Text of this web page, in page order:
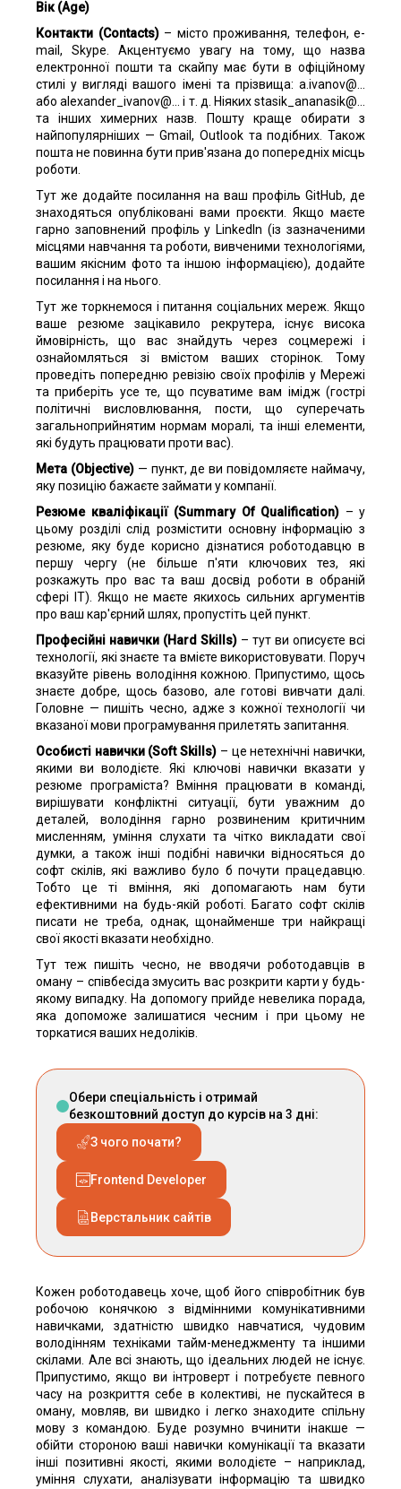
Вік(Age)
Контакти (Contacts)– місто проживання, телефон, e-
mail, Skype. Акцентуємо увагу на тому, що назва
електронної пошти та скайпу має бути в офіційному
стилі у вигляді вашого імені та прізвища: a.ivanov@...
або alexander_ivanov@... і т. д. Ніяких stasik_ananasik@...
та інших химерних назв. Пошту краще обирати з
найпопулярніших — Gmail, Outlook та подібних. Також
пошта не повинна бути прив'язана до попередніх місць
роботи.
Тут же додайте посилання на ваш профіль GitHub, де
знаходяться опубліковані вами проєкти. Якщо маєте
гарно заповнений профіль у LinkedIn (із зазначеними
місцями навчання та роботи, вивченими технологіями,
вашим якісним фото та іншою інформацією), додайте
посилання і на нього.
Тут же торкнемося і питання соціальних мереж. Якщо
ваше резюме зацікавило рекрутера, існує висока
ймовірність, що вас знайдуть через соцмережі і
ознайомляться зі вмістом ваших сторінок. Тому
проведіть попередню ревізію своїх профілів у Мережі
та приберіть усе те, що псуватиме вам імідж (гострі
політичні висловлювання, пости, що суперечать
загальноприйнятим нормам моралі, та інші елементи,
які будуть працювати проти вас).
Мета (Objective)— пункт, де ви повідомляєте наймачу,
яку позицію бажаєте займати у компанії.
Резюме кваліфікації (Summary Of Qualification) – у
цьому розділі слід розмістити основну інформацію з
резюме, яку буде корисно дізнатися роботодавцю в
першу чергу (не більше п'яти ключових тез, які
розкажуть про вас та ваш досвід роботи в обраній
сфері IT). Якщо не маєте якихось сильних аргументів
про ваш кар'єрний шлях, пропустіть цей пункт.
Професійні навички (Hard Skills) – тут ви описуєте всі
технології, які знаєте та вмієте використовувати. Поруч
вказуйте рівень володіння кожною. Припустимо, щось
знаєте добре, щось базово, але готові вивчати далі.
Головне — пишіть чесно, адже з кожної технології чи
вказаної мови програмування прилетять запитання.
Особисті навички (Soft Skills) – це нетехнічні навички,
якими ви володієте. Які ключові навички вказати у
резюме програміста? Вміння працювати в команді,
вирішувати конфліктні ситуації, бути уважним до
деталей, володіння гарно розвиненим критичним
мисленням, уміння слухати та чітко викладати свої
думки, а також інші подібні навички відносяться до
софт скілів, які важливо було б почути працедавцю.
Тобто це ті вміння, які допомагають нам бути
ефективними на будь-якій роботі. Багато софт скілів
писати не треба, однак, щонайменше три найкращі
свої якості вказати необхідно.
Тут теж пишіть чесно, не вводячи роботодавців в
оману – співбесіда змусить вас розкрити карти у будь-
якому випадку. На допомогу прийде невелика порада,
яка допоможе залишатися чесним і при цьому не
торкатися ваших недоліків.
Обери спеціальність і отримай
безкоштовний доступ до курсів на 3 дні:
З чого почати?
Frontend Developer
Верстальник сайтів
Кожен роботодавець хоче, щоб його співробітник був
робочою конячкою з відмінними комунікативними
навичками, здатністю швидко навчатися, чудовим
володінням техніками тайм-менеджменту та іншими
скілами. Але всі знають, що ідеальних людей не існує.
Припустимо, якщо ви інтроверт і потребуєте певного
часу на розкриття себе в колективі, не пускайтеся в
оману, мовляв, ви швидко і легко знаходите спільну
мову з командою. Буде розумно вчинити інакше —
обійти стороною ваші навички комунікації та вказати
інші позитивні якості, якими володієте – наприклад,
уміння слухати, аналізувати інформацію та швидко